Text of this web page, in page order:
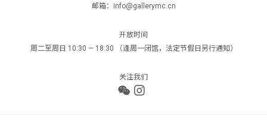
邮箱：info@gallerymc.cn
开放时间
周二至周日 10:30 — 18:30 （逢周一闭馆，法定节假日另行通知）
关注我们